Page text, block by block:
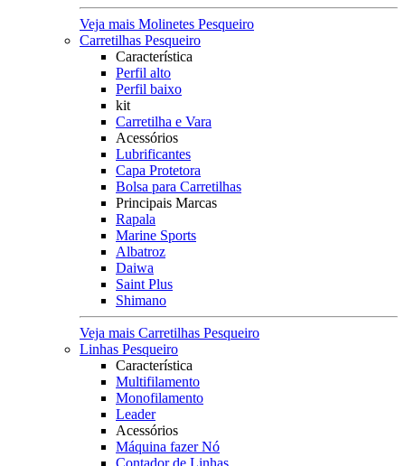
Veja mais Molinetes Pesqueiro
Carretilhas Pesqueiro
Característica
Perfil alto
Perfil baixo
kit
Carretilha e Vara
Acessórios
Lubrificantes
Capa Protetora
Bolsa para Carretilhas
Principais Marcas
Rapala
Marine Sports
Albatroz
Daiwa
Saint Plus
Shimano
Veja mais Carretilhas Pesqueiro
Linhas Pesqueiro
Característica
Multifilamento
Monofilamento
Leader
Acessórios
Máquina fazer Nó
Contador de Linhas